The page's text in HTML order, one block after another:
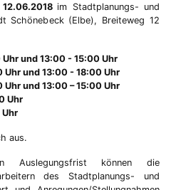
im Stadtplanungs- und
Schönebeck (Elbe), Breiteweg 12
und 13:00 - 15:00 Uhr
und 13:00 - 18:00 Uhr
und 13:00 – 15:00 Uhr
Uhr
aus.
Auslegungsfrist können die
des Stadtplanungs- und